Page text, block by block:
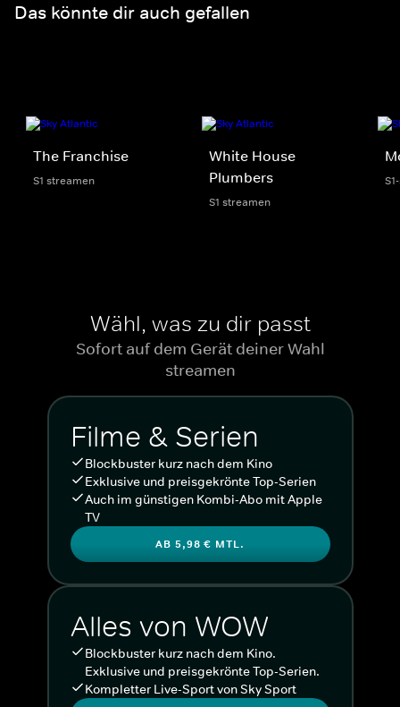
Das könnte dir auch gefallen
The Franchise
S1 streamen
White House
Plumbers
S1 streamen
Wähl, was zu dir passt
Sofort auf dem Gerät deiner Wahl
streamen
Filme & Serien
Blockbuster kurz nach dem Kino
Exklusive und preisgekrönte Top-Serien
Auch im günstigen Kombi-Abo mit Apple
TV
AB 5,98 € MTL.
Alles von WOW
Blockbuster kurz nach dem Kino.
Exklusive und preisgekrönte Top-Serien.
Kompletter Live-Sport von Sky Sport